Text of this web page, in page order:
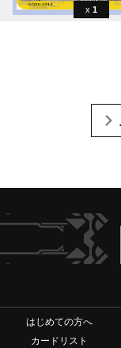
1
はじめての方へ
カードリスト